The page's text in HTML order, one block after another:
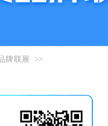
牌联展 >>